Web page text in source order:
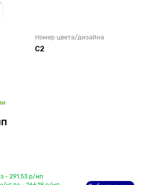
Номер цвета/дизайна
С2
- 291.53 р/мп